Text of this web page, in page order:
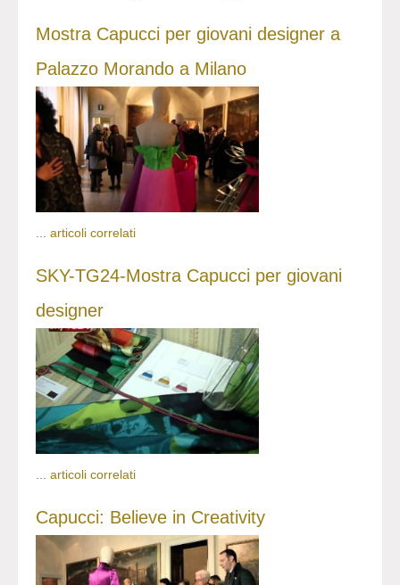
Mostra Capucci per giovani designer a
Palazzo Morando a Milano
articoli correlati
SKY-TG24-Mostra Capucci per giovani
designer
articoli correlati
Capucci: Believe in Creativity